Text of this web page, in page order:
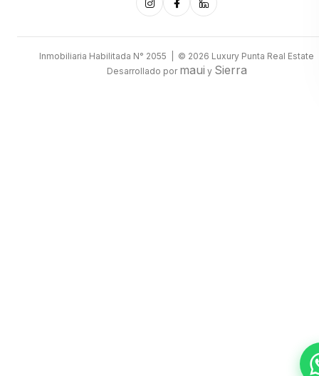
Inmobiliaria Habilitada N° 2055 | © 2026 Luxury Punta Real Estate
Desarrollado por maui y Sierra